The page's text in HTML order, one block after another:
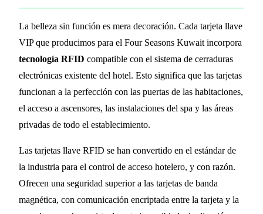
La belleza sin función es mera decoración. Cada tarjeta llave
VIP que producimos para el Four Seasons Kuwait incorpora
tecnología RFID compatible con el sistema de cerraduras
electrónicas existente del hotel. Esto significa que las tarjetas
funcionan a la perfección con las puertas de las habitaciones,
el acceso a ascensores, las instalaciones del spa y las áreas
privadas de todo el establecimiento.
Las tarjetas llave RFID se han convertido en el estándar de
la industria para el control de acceso hotelero, y con razón.
Ofrecen una seguridad superior a las tarjetas de banda
magnética, con comunicación encriptada entre la tarjeta y la